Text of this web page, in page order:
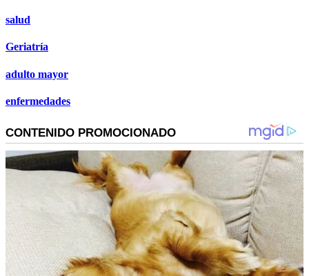
salud
Geriatría
adulto mayor
enfermedades